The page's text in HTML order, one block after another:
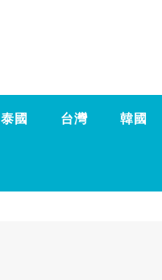
泰國 台灣 韓國